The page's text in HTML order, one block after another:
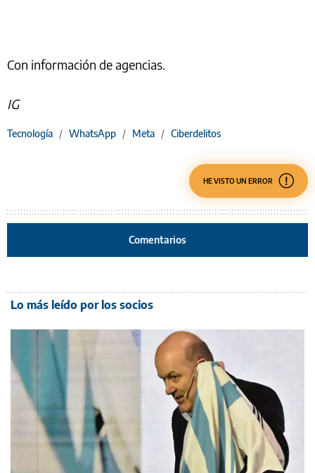
Con información de agencias.
IG
Tecnología / WhatsApp / Meta / Ciberdelitos
HE VISTO UN ERROR
Comentarios
Lo más leído por los socios